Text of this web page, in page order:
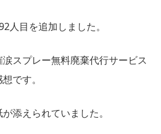
人目を追加しました。
スプレー無料廃棄代行サービス
です。
添えられていました。